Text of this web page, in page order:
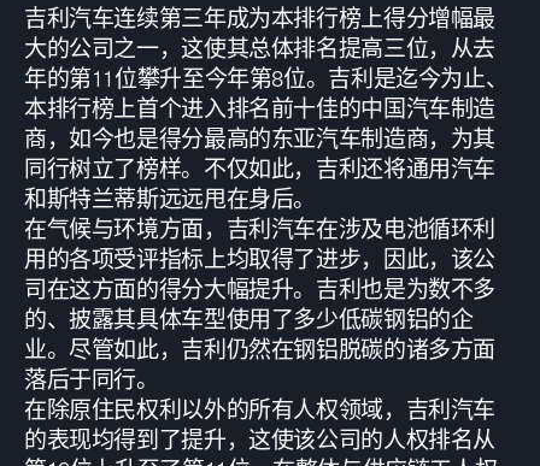
吉利汽车连续第三年成为本排行榜上得分增幅最
大的公司之一，这使其总体排名提高三位，从去
年的第11位攀升至今年第8位。吉利是迄今为止、
本排行榜上首个进入排名前十佳的中国汽车制造
商，如今也是得分最高的东亚汽车制造商，为其
同行树立了榜样。不仅如此，吉利还将通用汽车
和斯特兰蒂斯远远甩在身后。
在气候与环境方面，吉利汽车在涉及电池循环利
用的各项受评指标上均取得了进步，因此，该公
司在这方面的得分大幅提升。吉利也是为数不多
的、披露其具体车型使用了多少低碳钢铝的企
业。尽管如此，吉利仍然在钢铝脱碳的诸多方面
落后于同行。
在除原住民权利以外的所有人权领域，吉利汽车
的表现均得到了提升，这使该公司的人权排名从